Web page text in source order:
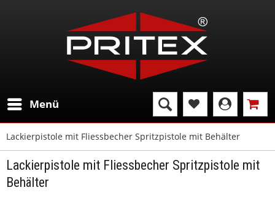
Menü
Lackierpistole mit Fliessbecher Spritzpistole mit Behälter
Lackierpistole mit Fliessbecher Spritzpistole mit
Behälter